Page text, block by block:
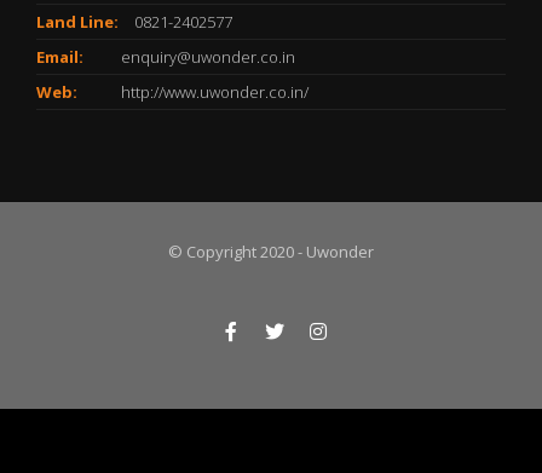
Land Line:
0821-2402577
Email:
enquiry@uwonder.co.in
Web:
http://www.uwonder.co.in/
© Copyright 2020 - Uwonder